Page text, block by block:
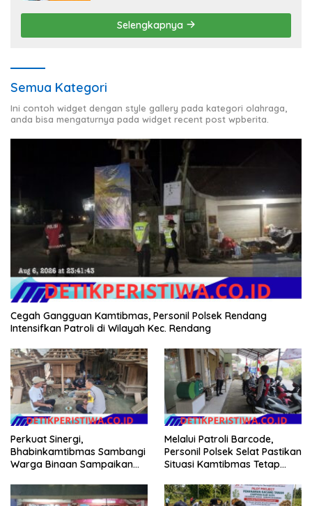
Selengkapnya
Semua Kategori
Ini contoh widget dengan style gallery pada kategori olahraga,
anda bisa mengaturnya pada widget recent post wpberita.
Cegah Gangguan Kamtibmas, Personil Polsek Rendang
Intensifkan Patroli di Wilayah Kec. Rendang
Perkuat Sinergi,
Bhabinkamtibmas Sambangi
Warga Binaan Sampaikan
Melalui Patroli Barcode,
Personil Polsek Selat Pastikan
Situasi Kamtibmas Tetap